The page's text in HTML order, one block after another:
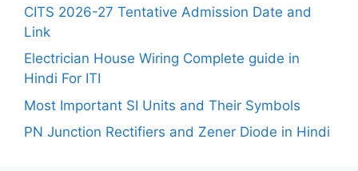
CITS 2026-27 Tentative Admission Date and
Link
Electrician House Wiring Complete guide in
Hindi For ITI
Most Important SI Units and Their Symbols
PN Junction Rectifiers and Zener Diode in Hindi